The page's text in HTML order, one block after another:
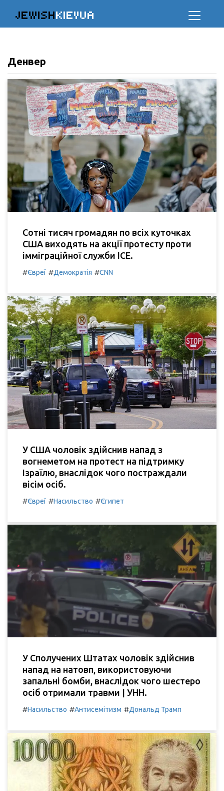
JEWISHKIEVUA
Денвер
Сотні тисяч громадян по всіх куточках
США виходять на акції протесту проти
імміграційної служби ICE.
#Євреї #Демократія #CNN
У США чоловік здійснив напад з
вогнеметом на протест на підтримку
Ізраїлю, внаслідок чого постраждали
вісім осіб.
#Євреї #Насильство #Єгипет
У Сполучених Штатах чоловік здійснив
напад на натовп, використовуючи
запальні бомби, внаслідок чого шестеро
осіб отримали травми | УНН.
#Насильство #Антисемітизм #Дональд Трамп